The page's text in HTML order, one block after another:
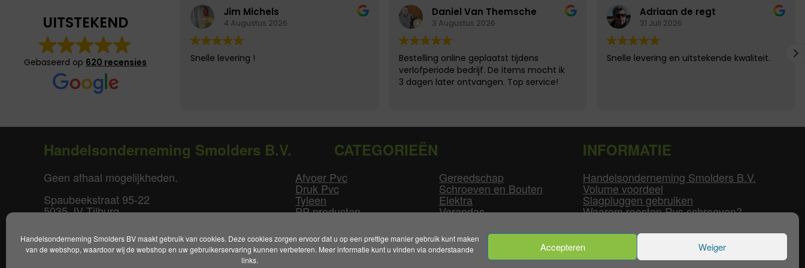
Handelsonderneming Smolders BV maakt gebruik van cookies. Deze cookies zorgen ervoor dat u op een prettige manier gebruik kunt maken
van de webshop, waardoor wij de webshop en uw gebruikerservaring kunnen verbeteren. Meer informatie kunt u vinden via onderstaande
links.
Accepteren Weiger
UITSTEKEND
Gebaseerd op 620 recensies
Jim Michels
4 Augustus 2026
Snelle levering !
Daniel Van Themsche
3 Augustus 2026
Bestelling online geplaatst tijdens
verlofperiode bedrijf. De items mocht ik
3 dagen later ontvangen. Top service!
Adriaan de regt
31 Juli 2026
Snelle levering en uitstekende kwaliteit.
Handelsonderneming Smolders B.V.
Geen afhaal mogelijkheden.
Spaubeekstraat 95-22
5035 JV Tilburg
T. +31(0)85-0640877
E.info@smoldersbv.nl
CATEGORIEËN
Afvoer Pvc
Druk Pvc
Tyleen
PP producten
GLW producten
Gereedschap
Schroeven en Bouten
Elektra
Verandas
Overige
INFORMATIE
Handelsonderneming Smolders B.V.
Volume voordeel
Slagpluggen gebruiken
Waarom roesten Rvs schroeven?
Pvc-buizen diameters
Flenzen tabel